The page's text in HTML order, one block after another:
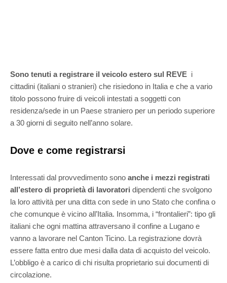
Sono tenuti a registrare il veicolo estero sul REVE i
cittadini (italiani o stranieri) che risiedono in Italia e che a vario
titolo possono fruire di veicoli intestati a soggetti con
residenza/sede in un Paese straniero per un periodo superiore
a 30 giorni di seguito nell’anno solare.
Dove e come registrarsi
Interessati dal provvedimento sono anche i mezzi registrati
all’estero di proprietà di lavoratori dipendenti che svolgono
la loro attività per una ditta con sede in uno Stato che confina o
che comunque è vicino all’Italia. Insomma, i “frontalieri”: tipo gli
italiani che ogni mattina attraversano il confine a Lugano e
vanno a lavorare nel Canton Ticino. La registrazione dovrà
essere fatta entro due mesi dalla data di acquisto del veicolo.
L’obbligo è a carico di chi risulta proprietario sui documenti di
circolazione.